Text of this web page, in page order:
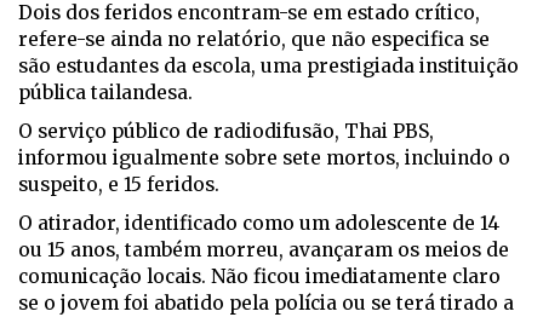
Dois dos feridos encontram-se em estado crítico,
refere-se ainda no relatório, que não especifica se
são estudantes da escola, uma prestigiada instituição
pública tailandesa.
O serviço público de radiodifusão, Thai PBS,
informou igualmente sobre sete mortos, incluindo o
suspeito, e 15 feridos.
O atirador, identificado como um adolescente de 14
ou 15 anos, também morreu, avançaram os meios de
comunicação locais. Não ficou imediatamente claro
se o jovem foi abatido pela polícia ou se terá tirado a